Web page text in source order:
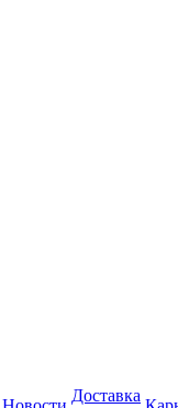
Доставка